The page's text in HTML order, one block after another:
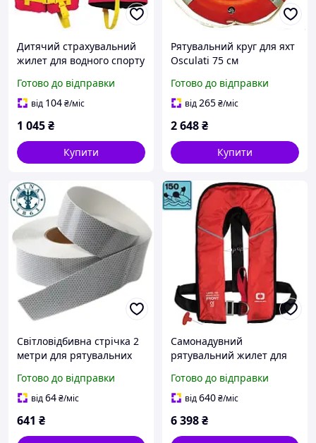
Дитячий страхувальний
жилет для водного спорту
3 регульованими
ременями нейлон
Готово до відправки
від 104₴/міс
1 045₴
Купити
Рятувальний круг для яхт
Osculati 75 см
вага 3 кг сталь для
безпеки на воді
Готово до відправки
від265₴/міс
2 648₴
Купити
Світловідбивна стрічка 2
метри для рятувальних
сертифікатом RINA новий
стан Італія
Готово до відправки
від64₴/міс
641 ₴
Самонадувний
рятувальний жилет для
1MAD 150 N червоний з
плавучістю 165 N
Готово до відправки
від640₴/міс
6 398₴